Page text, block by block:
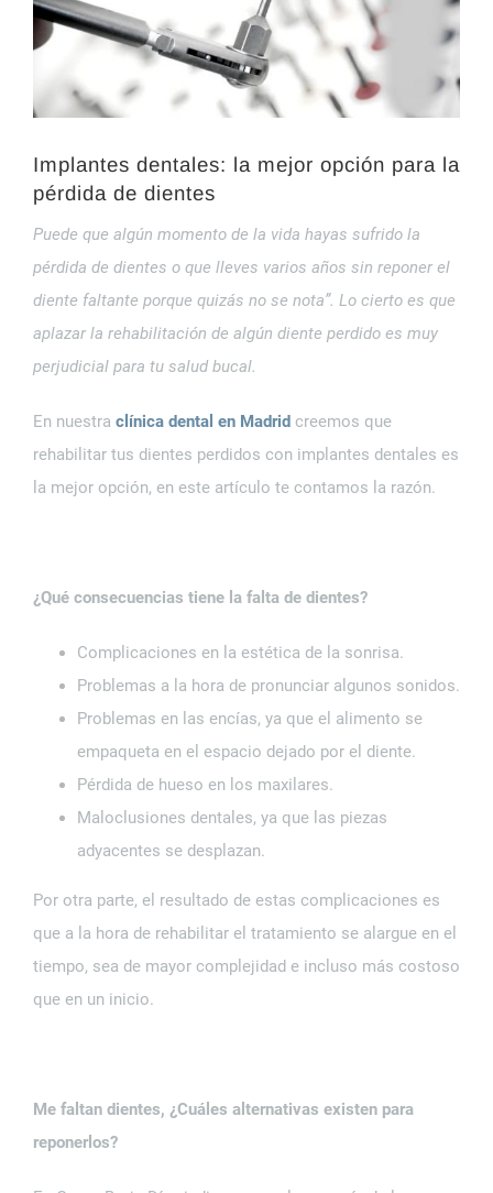
grande
Implantes dentales: la mejor opción para la
pérdida de dientes
Puede que algún momento de la vida hayas sufrido la
pérdida de dientes o que lleves varios años sin reponer el
diente faltante porque quizás no se nota”. Lo cierto es que
aplazar la rehabilitación de algún diente perdido es muy
perjudicial para tu salud bucal.
En nuestra clínica dental en Madrid creemos que
rehabilitar tus dientes perdidos con implantes dentales es
la mejor opción, en este artículo te contamos la razón.
¿Qué consecuencias tiene la falta de dientes?
Complicaciones en la estética de la sonrisa.
Problemas a la hora de pronunciar algunos sonidos.
Problemas en las encías, ya que el alimento se
empaqueta en el espacio dejado por el diente.
Pérdida de hueso en los maxilares.
Maloclusiones dentales, ya que las piezas
adyacentes se desplazan.
Por otra parte, el resultado de estas complicaciones es
que a la hora de rehabilitar el tratamiento se alargue en el
tiempo, sea de mayor complejidad e incluso más costoso
que en un inicio.
Me faltan dientes, ¿Cuáles alternativas existen para
reponerlos?